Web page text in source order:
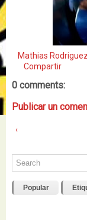
Mathias Rodriguez
Compartir
0 comments:
Publicar un
‹
Popular